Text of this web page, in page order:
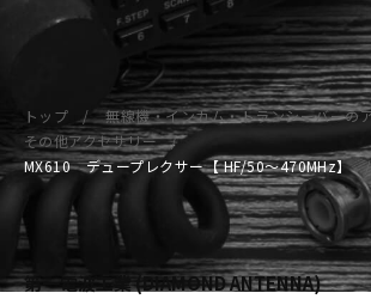
トップ
無線機・インカム・トランシーバーの
その他アクセサリー
MX610 デュープレクサー【 HF/50〜470MHz】
第一電波工業 (DIAMOND ANTENNA)